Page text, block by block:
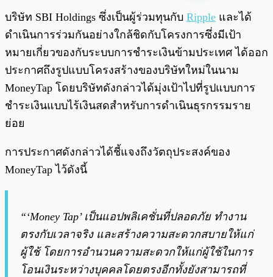
0:00
บริษัท SBI Holdings ซึ่งเป็นผู้ร่วมทุนกับ Ripple และได้
ดำเนินการร่วมกันอย่างใกล้ชิดกับโครงการซึ่งมีเป้า
หมายเกี่ยวของกับระบบการชำระเงินข้ามประเทศ ได้ออก
ประกาศถึงรูปแบบโครงสร้างของบริษัทใหม่ในนาม
MoneyTap โดยบริษัทดังกล่าวได้มุ่งเป้าไปที่รูปแบบการ
ชำระเงินแบบไร้เงินสดสำหรับการดำเนินธุรกรรมราย
ย่อย
การประกาศดังกล่าวได้ชี้แจงถึงวัตถุประสงค์ของ
MoneyTap ไว้ดังนี้
“‘Money Tap’ เป็นแอปพลิเคชั่นที่ปลอดภัย ทำงาน
ตรงกับเวลาจริง และสร้างความสะดวกสบายให้แก่
ผู้ใช้ โดยการอำนวนความสะดวกให้แก่ผู้ใช้ในการ
โอนเงินระหว่างบุคคลโดยตรงอีกทั้งยังสามารถที่